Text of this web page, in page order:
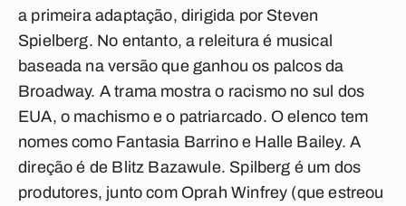
a primeira adaptação, dirigida por Steven
Spielberg. No entanto, a releitura é musical
baseada na versão que ganhou os palcos da
Broadway. A trama mostra o racismo no sul dos
EUA, o machismo e o patriarcado. O elenco tem
nomes como Fantasia Barrino e Halle Bailey. A
direção é de Blitz Bazawule. Spilberg é um dos
produtores, junto com Oprah Winfrey (que estreou